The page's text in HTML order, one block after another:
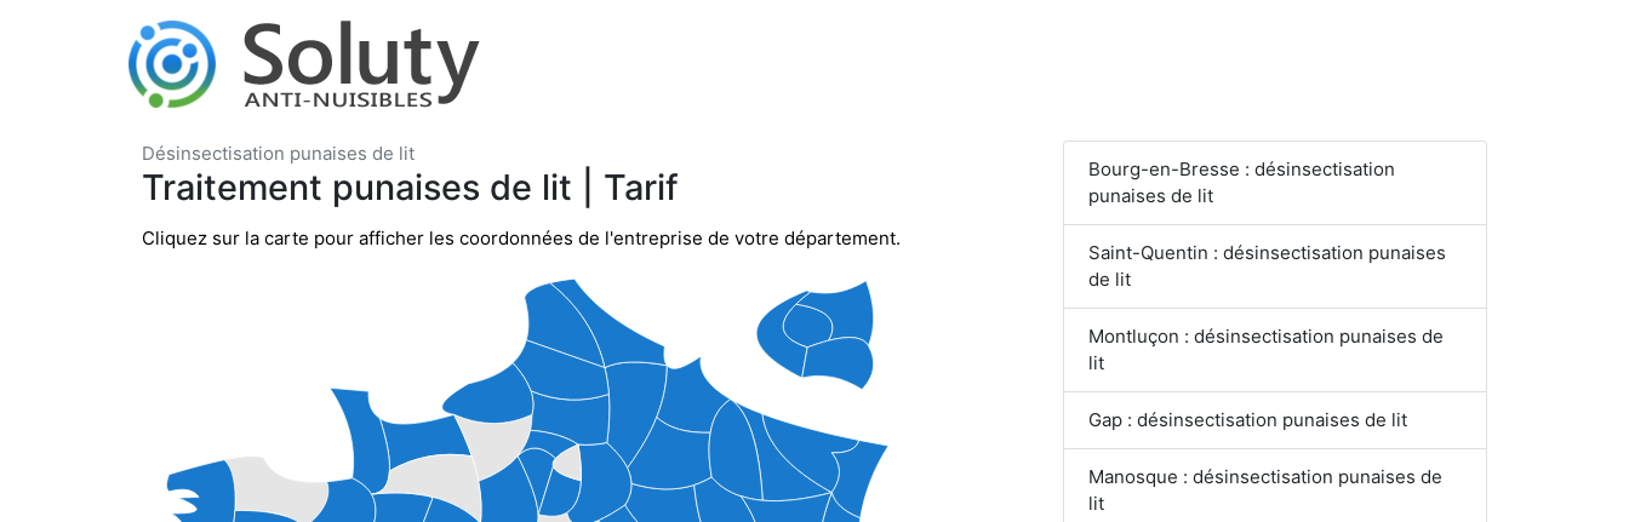
Désinsectisation punaises de lit
Traitement punaises de lit | Tarif
Cliquez sur la carte pour afficher les coordonnées de l'entreprise de votre département.
Bourg-en-Bresse : désinsectisation
punaises de lit
Saint-Quentin : désinsectisation punaises
de lit
Montluçon : désinsectisation punaises de
lit
Gap : désinsectisation punaises de lit
Manosque : désinsectisation punaises de
lit